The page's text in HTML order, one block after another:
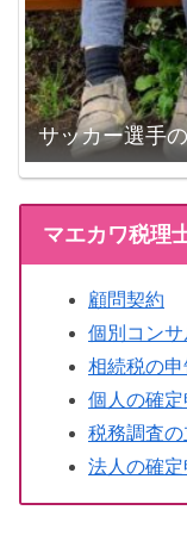
サッカー選手
マエカワ税理
顧問契約
個別コン
相続税の申
個人の確
税務調査
法人の確定